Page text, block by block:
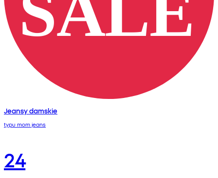
Jeansy damskie
typu mom jeans
24